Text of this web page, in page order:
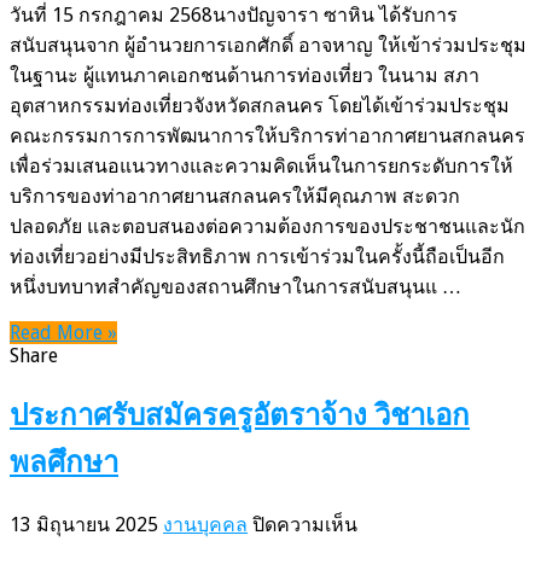
คณะ
กรรมการ
พัฒนาการ
ให้
บริการ
ท่า
อากาศยาน
สกลนคร
ใน
นาม
การ
ท่อง
วันที่ 15 กรกฎาคม 2568นางปัญจารา ซาหิน ได้รับการ
สนับสนุนจาก ผู้อำนวยการเอกศักดิ์ อาจหาญ ให้เข้าร่วมประชุม
ในฐานะ ผู้แทนภาคเอกชนด้านการท่องเที่ยว ในนาม สภา
อุตสาหกรรมท่องเที่ยวจังหวัดสกลนคร โดยได้เข้าร่วมประชุม
คณะกรรมการการพัฒนาการให้บริการท่าอากาศยานสกลนคร
เพื่อร่วมเสนอแนวทางและความคิดเห็นในการยกระดับการให้
บริการของท่าอากาศยานสกลนครให้มีคุณภาพ สะดวก
ปลอดภัย และตอบสนองต่อความต้องการของประชาชนและนัก
ท่องเที่ยวอย่างมีประสิทธิภาพ การเข้าร่วมในครั้งนี้ถือเป็นอีก
หนึ่งบทบาทสำคัญของสถานศึกษาในการสนับสนุนแ …
Read More »
Share
ประกาศรับสมัครครูอัตราจ้าง วิชาเอก
พลศึกษา
13 มิถุนายน 2025 งานบุคคล ปิดความเห็นบน